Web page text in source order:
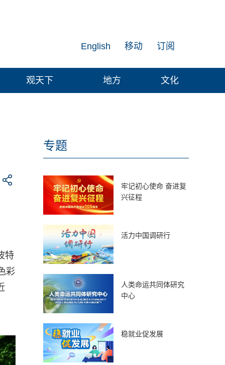
订阅
移动
English
观天下 地方 文化
特
彩
专题
牢记初心使命 奋进复
兴征程
活力中国调研行
人类命运共同体研究
中心
稳就业促发展